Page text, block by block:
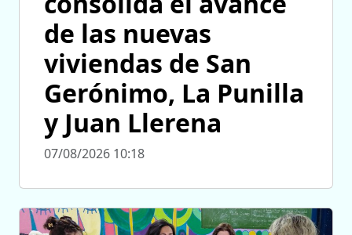
de las nuevas
viviendas de San
Gerónimo, La Punilla
y Juan Llerena
07/08/2026 10:18